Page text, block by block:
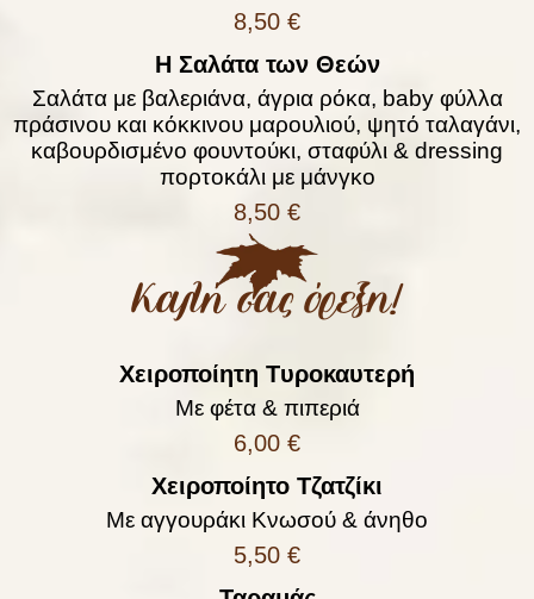
8,50 €
Η Σαλάτα των Θεών
Σαλάτα με βαλεριάνα, άγρια ρόκα, baby φύλλα
πράσινου και κόκκινου μαρουλιού, ψητό ταλαγάνι,
καβουρδισμένο φουντούκι, σταφύλι & dressing
πορτοκάλι με μάνγκο
8,50 €
Καλή σας όρεξη!
Χειροποίητη Tυροκαυτερή
Mε φέτα & πιπεριά
6,00 €
Χειροποίητο Tζατζίκι
Mε αγγουράκι Κνωσού & άνηθο
5,50 €